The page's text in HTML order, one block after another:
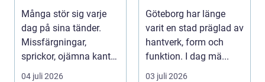
vackert leende
Många stör sig varje
dag på sina tänder.
Missfärgningar,
sprickor, ojämna kanter
eller en sned tandr...
04 juli 2026
textila möjligheter
Göteborg har länge
varit en stad präglad av
hantverk, form och
funktion. I dag mä...
03 juli 2026